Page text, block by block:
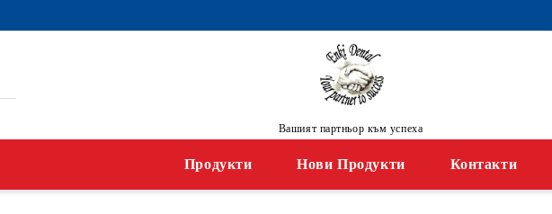
Вашият партньор към успеха
Продукти Нови Продукти Контакти